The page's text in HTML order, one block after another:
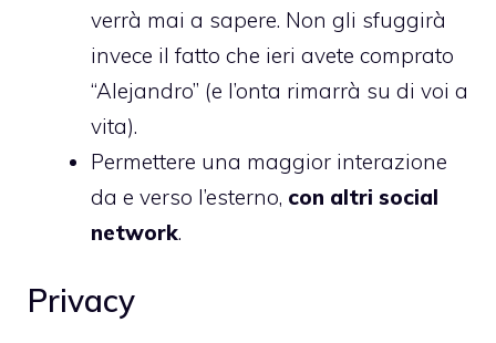
verrà mai a sapere. Non gli sfuggirà
invece il fatto che ieri avete comprato
“Alejandro” (e l’onta rimarrà su di voi a
vita).
Permettere una maggior interazione
da e verso l’esterno, con altri social
network.
Privacy